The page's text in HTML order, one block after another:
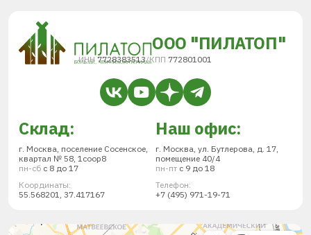
ООО "ПИЛАТОП"
ИНН 7728383513/КПП 772801001
Склад:
г. Москва, поселение Сосенское,
квартал № 58, 1соор8
пн-сб с 8 до 17
Координаты:
55.568201, 37.417167
Наш офис:
г. Москва, ул. Бутлерова, д. 17,
помещение 40/4
пн-пт с 9 до 18
Телефон:
+7 (495) 971-19-71